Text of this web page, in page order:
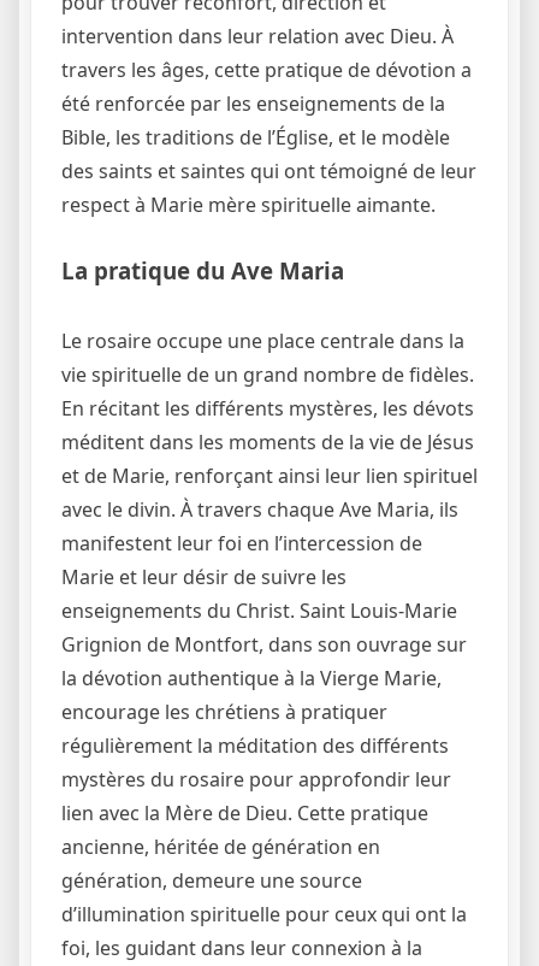
intervention dans leur relation avec Dieu. À
travers les âges, cette pratique de dévotion a
été renforcée par les enseignements de la
Bible, les traditions de l’Église, et le modèle
des saints et saintes qui ont témoigné de leur
respect à Marie mère spirituelle aimante.
La pratique du Ave Maria
Le rosaire occupe une place centrale dans la
vie spirituelle de un grand nombre de fidèles.
En récitant les différents mystères, les dévots
méditent dans les moments de la vie de Jésus
et de Marie, renforçant ainsi leur lien spirituel
avec le divin. À travers chaque Ave Maria, ils
manifestent leur foi en l’intercession de
Marie et leur désir de suivre les
enseignements du Christ. Saint Louis-Marie
Grignion de Montfort, dans son ouvrage sur
la dévotion authentique à la Vierge Marie,
encourage les chrétiens à pratiquer
régulièrement la méditation des différents
mystères du rosaire pour approfondir leur
lien avec la Mère de Dieu. Cette pratique
ancienne, héritée de génération en
génération, demeure une source
d’illumination spirituelle pour ceux qui ont la
foi, les guidant dans leur connexion à la